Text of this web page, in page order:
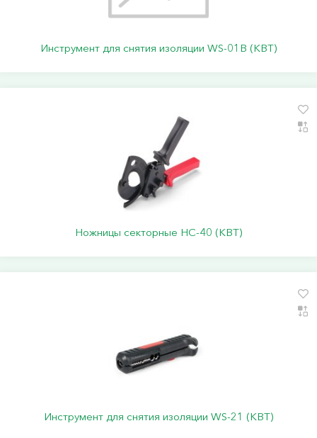
Инструмент для снятия изоляции WS-01B (КВТ)
Ножницы секторные НС-40 (КВТ)
Инструмент для снятия изоляции WS-21 (КВТ)